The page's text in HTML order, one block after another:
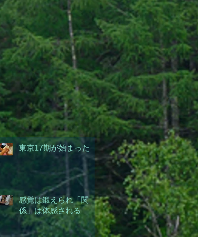
東京17期が始まった
感覚は鍛えられ「関
係」は体感される